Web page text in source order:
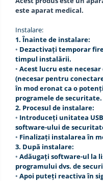
este aparat medical.
Instalare:
1. Înainte de instalare:
◦ Dezactivați temporar
timpul instalării.
◦ Acest lucru este
(necesar pentru
în mod eronat ca o
programele de securitate.
2. Procesul de instalare:
◦ Introduceți unitatea
software-ului de
◦ Finalizați instalarea în
3. După instalare:
◦ Adăugați software-ul la
programului dvs. de
◦ Apoi puteți reactiva în